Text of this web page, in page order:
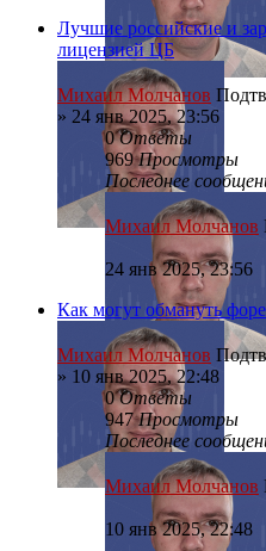
Лучшие российские и
лицензией ЦБ
Михаил Молчанов
» 24 янв 2025, 23:56
0Ответы
969Просмотры
Последнее
Михаил Молчанов
24 янв 2025, 23:56
Как могут обмануть
Михаил Молчанов
» 10 янв 2025, 22:48
0Ответы
947Просмотры
Последнее
Михаил Молчанов
10 янв 2025, 22:48